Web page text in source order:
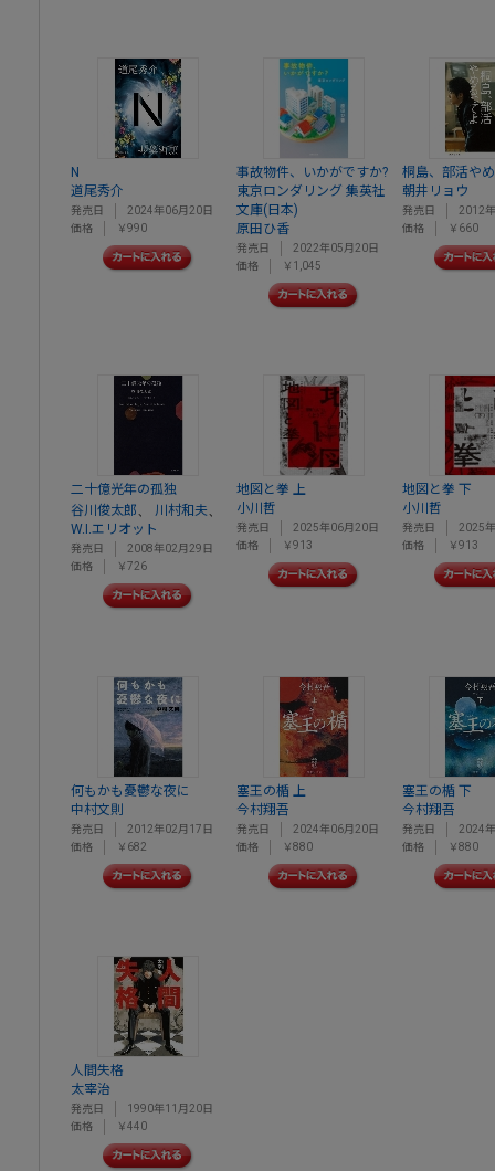
N
道尾秀介
発売日
2024年06月20日
価格
￥990
事故物件、いかがですか?
東京ロンダリング 集英社
文庫(日本)
原田ひ香
発売日
2022年05月20日
価格
￥1,045
桐島、部活や
朝井リョウ
発売日
2012
価格
￥660
二十億光年の孤独
谷川俊太郎、 川村和夫、
W.I.エリオット
発売日
2008年02月29日
価格
￥726
地図と拳 上
小川哲
発売日
2025年06月20日
価格
￥913
地図と拳 下
小川哲
発売日
2025
価格
￥913
何もかも憂鬱な夜に
中村文則
発売日
2012年02月17日
価格
￥682
塞王の楯 上
今村翔吾
発売日
2024年06月20日
価格
￥880
塞王の楯 下
今村翔吾
発売日
2024
価格
￥880
人間失格
太宰治
発売日
1990年11月20日
価格
￥440